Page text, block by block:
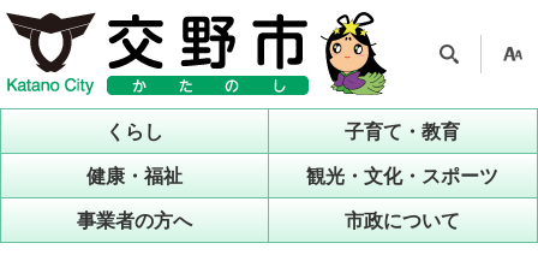
ル
くらし
子育て・教育
健康・福祉
観光・文化・スポーツ
事業者の方へ
市政について